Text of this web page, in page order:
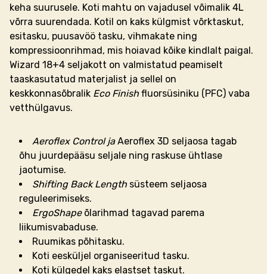
keha suurusele. Koti mahtu on vajadusel võimalik 4L
võrra suurendada. Kotil on kaks külgmist võrktaskut,
esitasku, puusavöö tasku, vihmakate ning
kompressioonrihmad, mis hoiavad kõike kindlalt paigal.
Wizard 18+4 seljakott on valmistatud peamiselt
taaskasutatud materjalist ja sellel on
keskkonnasõbralik Eco Finish fluorsüsiniku (PFC) vaba
vetthülgavus.
Aeroflex Control jaAeroflex 3D seljaosa tagab
õhu juurdepääsu seljale ning raskuse ühtlase
jaotumise.
Shifting Back Length süsteem seljaosa
reguleerimiseks.
ErgoShapeõlarihmad tagavad parema
liikumisvabaduse.
Ruumikas põhitasku.
Koti eesküljel organiseeritud tasku.
Koti külgedel kaks elastset taskut.